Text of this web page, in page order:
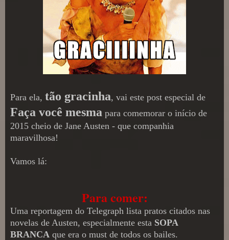
Para ela, tão gracinha, vai este post especial de
Faça você mesma para comemorar o início de
2015 cheio de Jane Austen - que companhia
maravilhosa!
Vamos lá:
Para comer:
Uma reportagem do Telegraph lista pratos citados nas
novelas de Austen, especialmente esta SOPA
BRANCA que era o must de todos os bailes.